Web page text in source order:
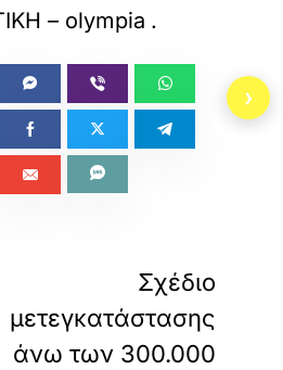
– olympia .
Σχέδιο
μετεγκατάστασης
άνω των 300.000
›